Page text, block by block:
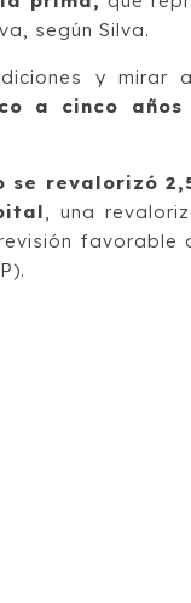
según Silva.
y mirar
a cinco
se revalorizó
, una